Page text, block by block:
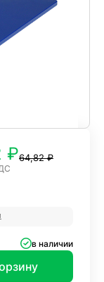
₽64,82 ₽
в наличии